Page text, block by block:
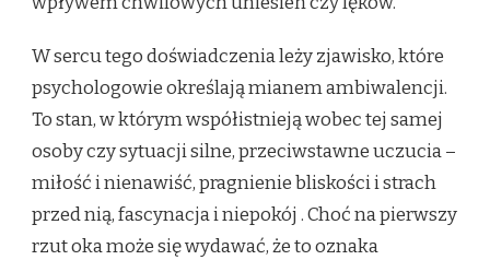
W sercu tego doświadczenia leży zjawisko, które
psychologowie określają mianem ambiwalencji.
To stan, w którym współistnieją wobec tej samej
osoby czy sytuacji silne, przeciwstawne uczucia –
miłość i nienawiść, pragnienie bliskości i strach
przed nią, fascynacja i niepokój . Choć na pierwszy
rzut oka może się wydawać, że to oznaka